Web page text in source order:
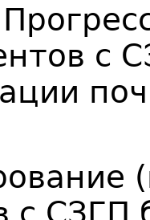
с